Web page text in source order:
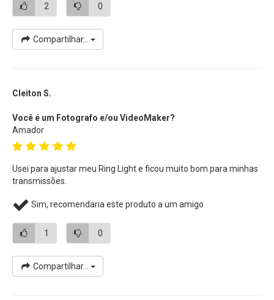
2 0
Compartilhar...
Cleiton S.
Você é um Fotografo e/ou VideoMaker?
Amador
Usei para ajustar meu Ring Light e ficou muito bom para minhas
transmissões.
Sim, recomendaria este produto a um amigo
1 0
Compartilhar...